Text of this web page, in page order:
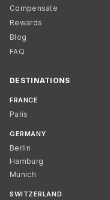
Compensate
Rewards
Blog
FAQ
DESTINATIONS
FRANCE
Paris
GERMANY
Berlin
Hamburg
Munich
SWITZERLAND